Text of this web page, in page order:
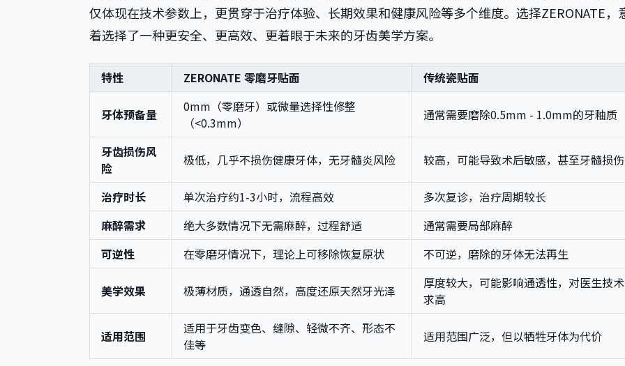
仅体现在技术参数上，更贯穿于治疗体验、长期效果和健康风险等多个维度。选择ZERONATE，
着选择了一种更安全、更高效、更着眼于未来的牙齿美学方案。
特性 ZERONATE 零磨牙贴面 传统瓷贴面
牙体预备量
0mm（零磨牙）或微量选择性修整
（<0.3mm）
通常需要磨除0.5mm - 1.0mm的牙釉质
牙齿损伤风
险
极低，几乎不损伤健康牙体，无牙髓炎风险 较高，可能导致术后敏感，甚至牙髓损伤
治疗时长 单次治疗约1-3小时，流程高效
多次复诊，治疗周期较长
麻醉需求
绝大多数情况下无需麻醉，过程舒适
通常需要局部麻醉
可逆性
在零磨牙情况下，理论上可移除恢复原状 不可逆，磨除的牙体无法再生
美学效果 极薄材质，通透自然，高度还原天然牙光泽
厚度较大，可能影响通透性，对医生技
求高
适用范围
适用于牙齿变色、缝隙、轻微不齐、形态不
佳等
适用范围广泛，但以牺牲牙体为代价